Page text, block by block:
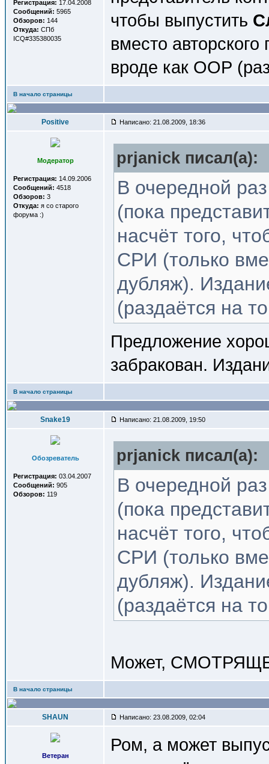
Регистрация: 17.04.2008
Сообщений: 5965
Обзоров: 144
Откуда: СПб
ICQ#335380035
чтобы выпустить
вместо
вроде как ООР
В начало страницы
Positive Написано: 21.08.2009, 18:36
Модератор
Регистрация: 14.09.2006
Сообщений: 4518
Обзоров: 3
Откуда: я со старого
форума :)
prjanick писал(a):
В очередной
(пока
насчёт того,
СРИ (только
дубляж).
(раздаётся на
Предложение
забракован.
В начало страницы
Snake19 Написано: 21.08.2009, 19:50
Обозреватель
Регистрация: 03.04.2007
Сообщений: 905
Обзоров: 119
prjanick писал(a):
В очередной
(пока
насчёт того,
СРИ (только
дубляж).
(раздаётся на
Может,
В начало страницы
SHAUN Написано: 23.08.2009, 02:04
Ветеран
Ром, а может